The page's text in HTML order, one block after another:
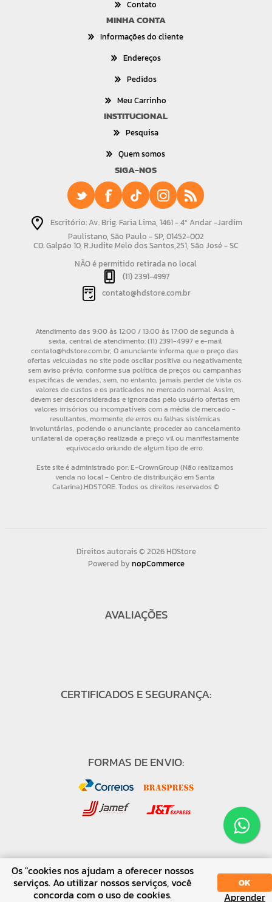
Contato
MINHA CONTA
Informações do cliente
Endereços
Pedidos
Meu Carrinho
INSTITUCIONAL
Pesquisa
Quem somos
SIGA-NOS
Escritório: Av. Brig. Faria Lima, 1461 - 4º Andar -Jardim
Paulistano, São Paulo - SP, 01452-002
CD: Galpão 10, R.Judite Melo dos Santos,251, São José - SC
NÃO é permitido retirada no local
(11) 2391-4997
contato@hdstore.com.br
Direitos autorais © 2026 HDStore
Powered bynopCommerce
AVALIAÇÕES
CERTIFICADOS E SEGURANÇA:
FORMAS DE ENVIO:
FORMAS DE PAGAMENTO:
SORT DISPLAY
Os "cookies nos ajudam a oferecer nossos
serviços. Ao utilizar nossos serviços, você
concorda com o uso de cookies.
OK
Aprender